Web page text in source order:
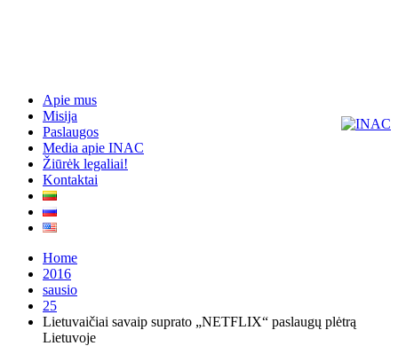
Apie mus
Misija
Paslaugos
Media apie INAC
Žiūrėk legaliai!
Kontaktai
Home
2016
sausio
25
Lietuvaičiai savaip suprato „NETFLIX“ paslaugų plėtrą
Lietuvoje